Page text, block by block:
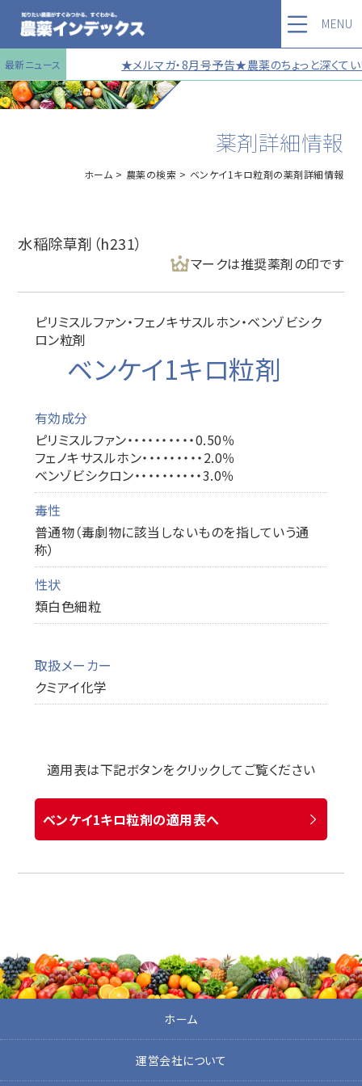
最新ニュース ★メルマガ・8月号予告★農薬のちょっと深く
MENU
薬剤詳細情報
ホーム 農薬の検索 ベンケイ1キロ粒剤の薬剤詳細情報
水稲除草剤（h231）
マークは推奨薬剤の印です
ピリミスルファン・フェノキサスルホン・ベンゾビシク
ロン粒剤
ベンケイ1キロ粒剤
有効成分
ピリミスルファン・・・・・・・・・・0.50％
フェノキサスルホン・・・・・・・・・2.0％
ベンゾビシクロン・・・・・・・・・・3.0％
毒性
普通物（毒劇物に該当しないものを指していう通
称）
性状
類白色細粒
取扱メーカー
クミアイ化学
適用表は下記ボタンをクリックしてご覧ください
ベンケイ1キロ粒剤の適用表へ
ホーム
運営会社について